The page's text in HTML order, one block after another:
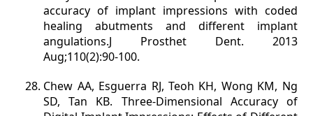
accuracy of implant impressions with coded
healing abutments and different implant
angulations.J Prosthet Dent. 2013
Aug;110(2):90-100.
Chew AA, Esguerra RJ, Teoh KH, Wong KM, Ng
SD, Tan KB. Three-Dimensional Accuracy of